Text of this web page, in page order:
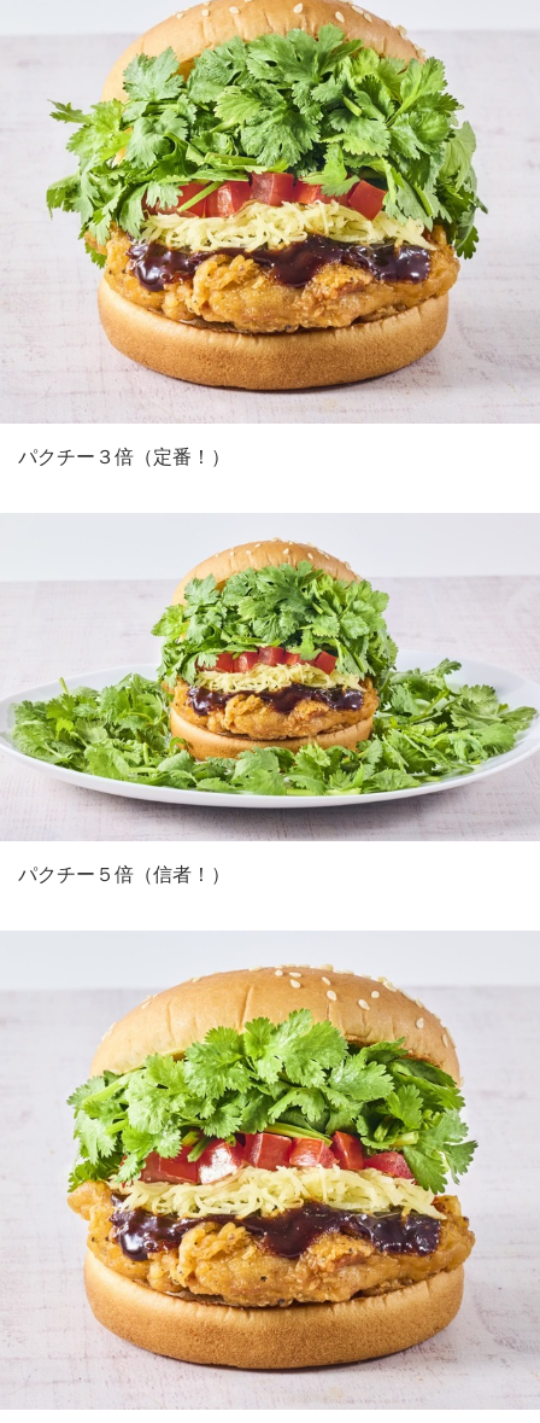
パクチー３倍（定番！）
パクチー５倍（信者！）